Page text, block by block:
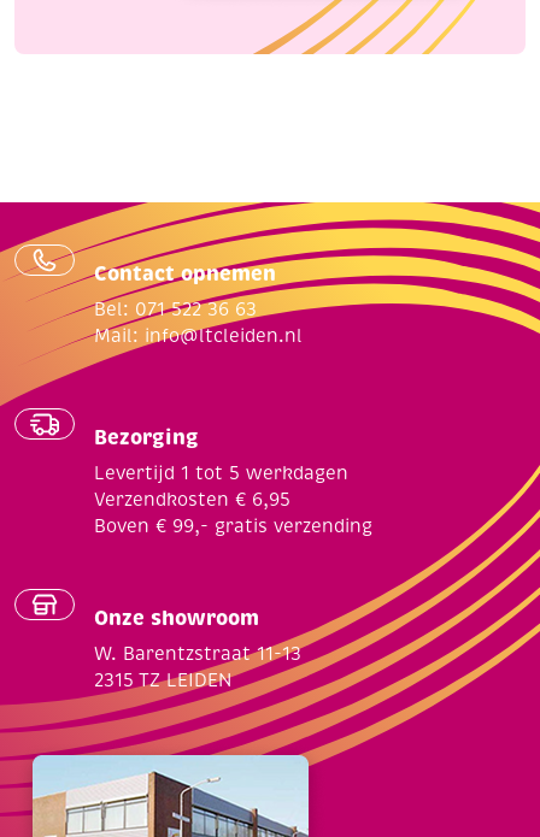
Contact opnemen
Bel: 071 522 36 63
Mail: info@ltcleiden.nl
Bezorging
Levertijd 1 tot 5 werkdagen
Verzendkosten € 6,95
Boven € 99,- gratis verzending
Onze showroom
W. Barentzstraat 11-13
2315 TZ LEIDEN